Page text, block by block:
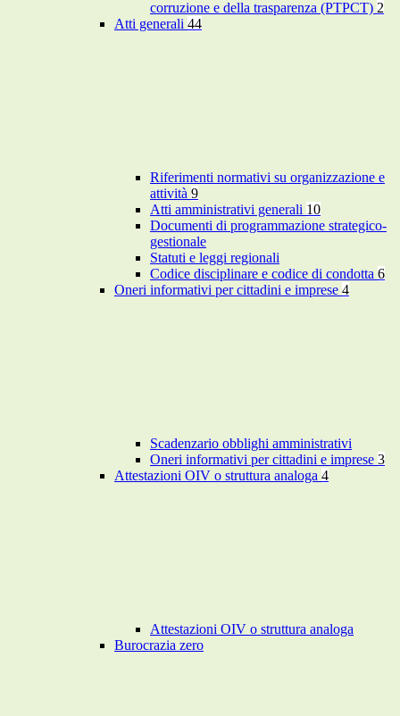
corruzione e della trasparenza (PTPCT) 2
Atti generali 44
Riferimenti normativi su organizzazione e
attività 9
Atti amministrativi generali 10
Documenti di programmazione strategico-
gestionale
Statuti e leggi regionali
Codice disciplinare e codice di condotta 6
Oneri informativi per cittadini e imprese 4
Scadenzario obblighi amministrativi
Oneri informativi per cittadini e imprese 3
Attestazioni OIV o struttura analoga 4
Attestazioni OIV o struttura analoga
Burocrazia zero